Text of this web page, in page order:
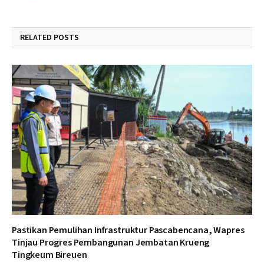
RELATED POSTS
Pastikan Pemulihan Infrastruktur Pascabencana, Wapres
Tinjau Progres Pembangunan Jembatan Krueng
Tingkeum Bireuen